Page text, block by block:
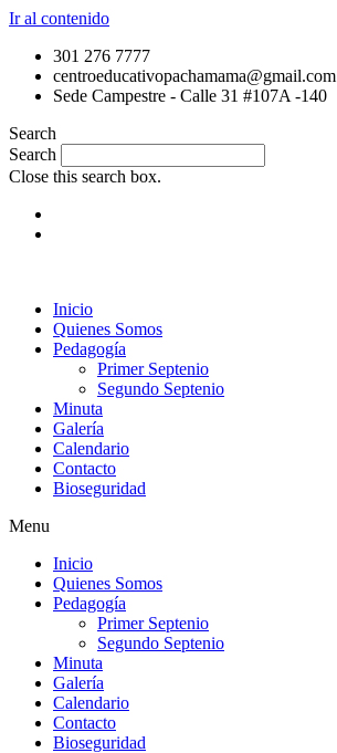
Ir al contenido
301 276 7777
centroeducativopachamama@gmail.com
Sede Campestre - Calle 31 #107A -140
Search
Search
Close this search box.
Inicio
Quienes Somos
Pedagogía
Primer Septenio
Segundo Septenio
Minuta
Galería
Calendario
Contacto
Bioseguridad
Menu
Inicio
Quienes Somos
Pedagogía
Primer Septenio
Segundo Septenio
Minuta
Galería
Calendario
Contacto
Bioseguridad